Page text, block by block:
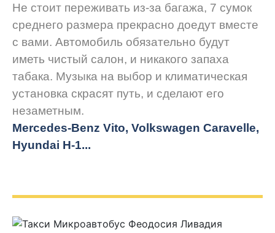
Не стоит переживать из-за багажа, 7 сумок
среднего размера прекрасно доедут вместе
с вами. Автомобиль обязательно будут
иметь чистый салон, и никакого запаха
табака. Музыка на выбор и климатическая
установка скрасят путь, и сделают его
незаметным.
Mercedes-Benz Vito, Volkswagen Caravelle,
Hyundai H-1...